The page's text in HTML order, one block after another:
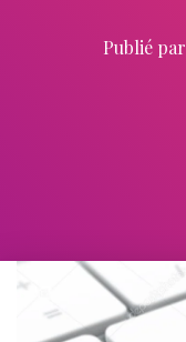
Publié par